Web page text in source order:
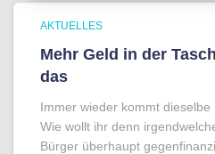
AKTUELLES
Mehr Geld in der
das
Immer wieder kommt
Wie wollt ihr denn
Bürger überhaupt